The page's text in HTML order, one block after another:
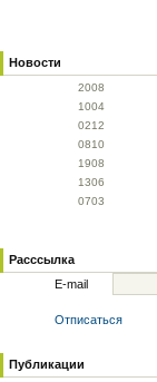
Новости
2008
1004
0212
0810
1908
1306
0703
Расссылка
E-mail
Отписаться
Публикации